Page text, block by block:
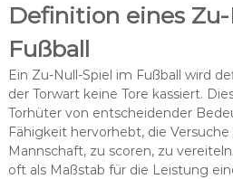
Definition eines
Fußball
Ein Zu-Null-Spiel im Fußball wird
der Torwart keine Tore kassiert.
Torhüter von entscheidender
Fähigkeit hervorhebt, die
Mannschaft, zu scoren, zu
oft als Maßstab für die Leistung